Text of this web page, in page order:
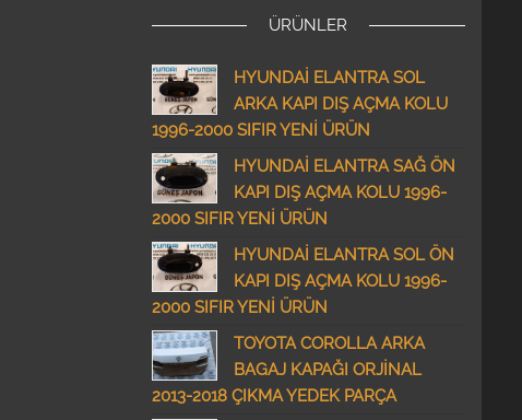
ÜRÜNLER
HYUNDAİ ELANTRA SOL
ARKA KAPI DIŞ AÇMA KOLU
1996-2000 SIFIR YENİ ÜRÜN
HYUNDAİ ELANTRA SAĞ ÖN
KAPI DIŞ AÇMA KOLU 1996-
2000 SIFIR YENİ ÜRÜN
HYUNDAİ ELANTRA SOL ÖN
KAPI DIŞ AÇMA KOLU 1996-
2000 SIFIR YENİ ÜRÜN
TOYOTA COROLLA ARKA
BAGAJ KAPAĞI ORJİNAL
2013-2018 ÇIKMA YEDEK PARÇA